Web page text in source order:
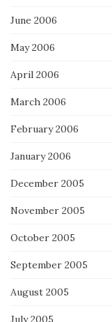
June 2006
May 2006
April 2006
March 2006
February 2006
January 2006
December 2005
November 2005
October 2005
September 2005
August 2005
July 2005